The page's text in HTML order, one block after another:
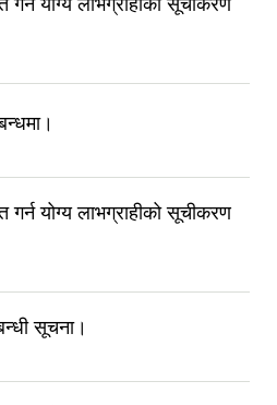
गर्न योग्य लाभग्राहीको सूचीकरण
सूचना।